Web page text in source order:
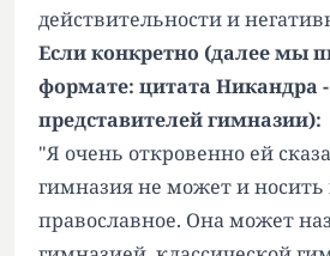
действительности и
Если конкретно (далее мы
формате: цитата Никандра
представителей гимназии):
"Я очень откровенно ей
гимназия не может и
православное. Она может